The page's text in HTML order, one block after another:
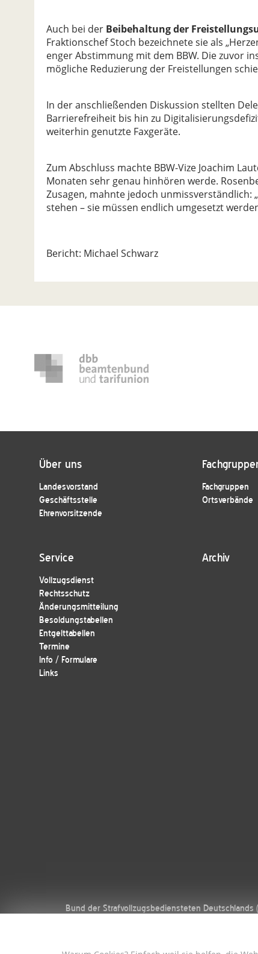
Auch bei der Beibehaltung der
Fraktionschef Stoch bezeichnete sie als
enger Abstimmung mit dem BBW. Die zuvor
mögliche Reduzierung der Freistellungen
In der anschließenden Diskussion stellten
Barrierefreiheit bis hin zu
weiterhin genutzte Faxgeräte.
Zum Abschluss machte BBW-Vize Joachim
Monaten sehr genau hinhören werde.
Zusagen, mahnte jedoch unmissverständlich:
stehen – sie müssen endlich umgesetzt
Bericht: Michael Schwarz
Über uns
Landesvorstand
Geschäftsstelle
Ehrenvorsitzende
Fachgruppen
Ortsverbände
Service
Vollzugsdienst
Rechtsschutz
Änderungsmitteilung
Besoldungstabellen
Entgelttabellen
Termine
Info / Formulare
Links
Archiv
Bund der Strafvollzugsbediensteten Deutschlands